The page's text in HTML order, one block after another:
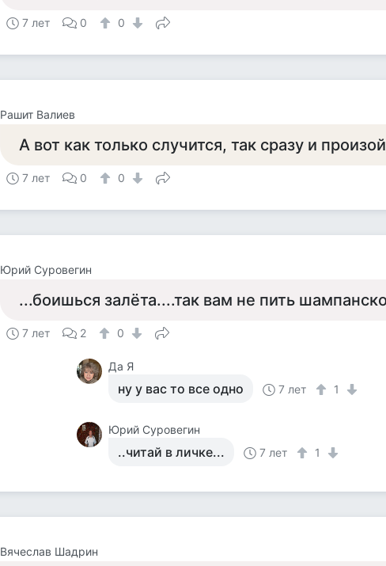
7 лет 0 0
Рашит Валиев
А вот как только случится, так сразу и
7 лет 0 0
Юрий Суровегин
...боишься залёта....так вам не пить
7 лет 2 0
Да Я
ну у вас то все одно 7 лет 1
Юрий Суровегин
..читай в личке... 7 лет 1
Вячеслав Шадрин